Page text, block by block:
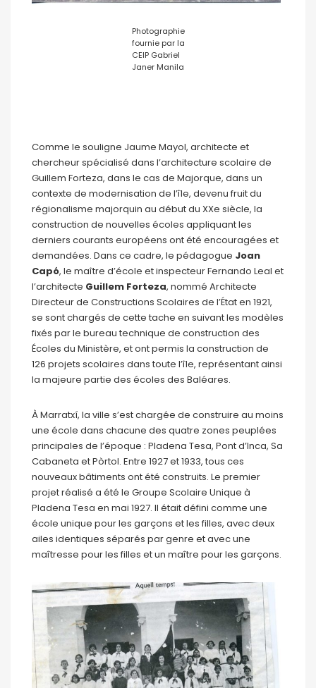
Photographie
fournie par la
CEIP Gabriel
Janer Manila
Comme le souligne Jaume Mayol, architecte et
chercheur spécialisé dans l’architecture scolaire de
Guillem Forteza, dans le cas de Majorque, dans un
contexte de modernisation de l’île, devenu fruit du
régionalisme majorquin au début du XXe siècle, la
construction de nouvelles écoles appliquant les
derniers courants européens ont été encouragées et
demandées. Dans ce cadre, le pédagogue Joan
Capó, le maître d’école et inspecteur Fernando Leal et
l’architecte Guillem Forteza, nommé Architecte
Directeur de Constructions Scolaires de l’État en 1921,
se sont chargés de cette tache en suivant les modèles
fixés par le bureau technique de construction des
Écoles du Ministère, et ont permis la construction de
126 projets scolaires dans toute l’île, représentant ainsi
la majeure partie des écoles des Baléares.
À Marratxí, la ville s’est chargée de construire au moins
une école dans chacune des quatre zones peuplées
principales de l’époque : Pladena Tesa, Pont d’Inca, Sa
Cabaneta et Pòrtol. Entre 1927 et 1933, tous ces
nouveaux bâtiments ont été construits. Le premier
projet réalisé a été le Groupe Scolaire Unique à
Pladena Tesa en mai 1927. Il était défini comme une
école unique pour les garçons et les filles, avec deux
ailes identiques séparés par genre et avec une
maîtresse pour les filles et un maître pour les garçons.